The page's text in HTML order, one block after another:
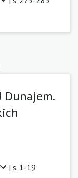
| s. 1-19